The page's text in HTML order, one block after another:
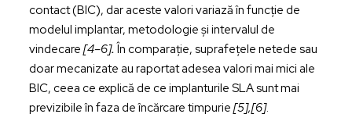
contact (BIC), dar aceste valori variază în funcție de
modelul implantar, metodologie și intervalul de
vindecare[4–6]. În comparație, suprafețele netede sau
doar mecanizate au raportat adesea valori mai mici ale
BIC, ceea ce explică de ce implanturile SLA sunt mai
previzibile în faza de încărcare timpurie[5],[6].